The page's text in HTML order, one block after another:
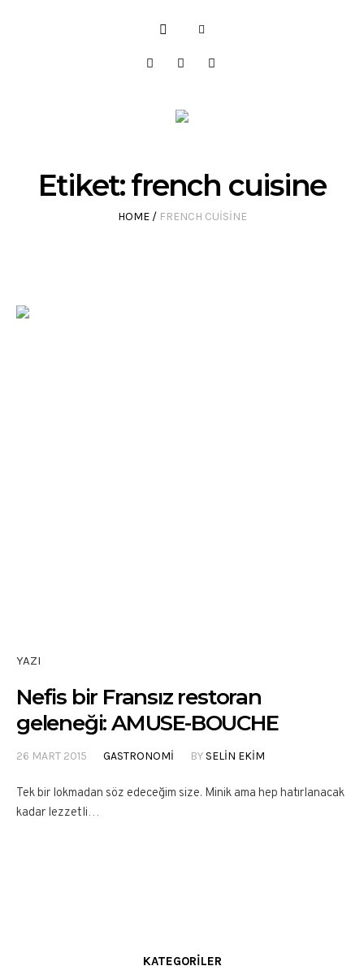
Etiket:french cuisine
HOME / FRENCH CUISINE
YAZI
Nefis bir Fransız restoran
geleneği: AMUSE-BOUCHE
26 MART 2015 GASTRONOMI BY SELIN EKIM
Tek bir lokmadan söz edeceğim size. Minik ama hep hatırlanacak
kadar lezzetli…
KATEGORILER